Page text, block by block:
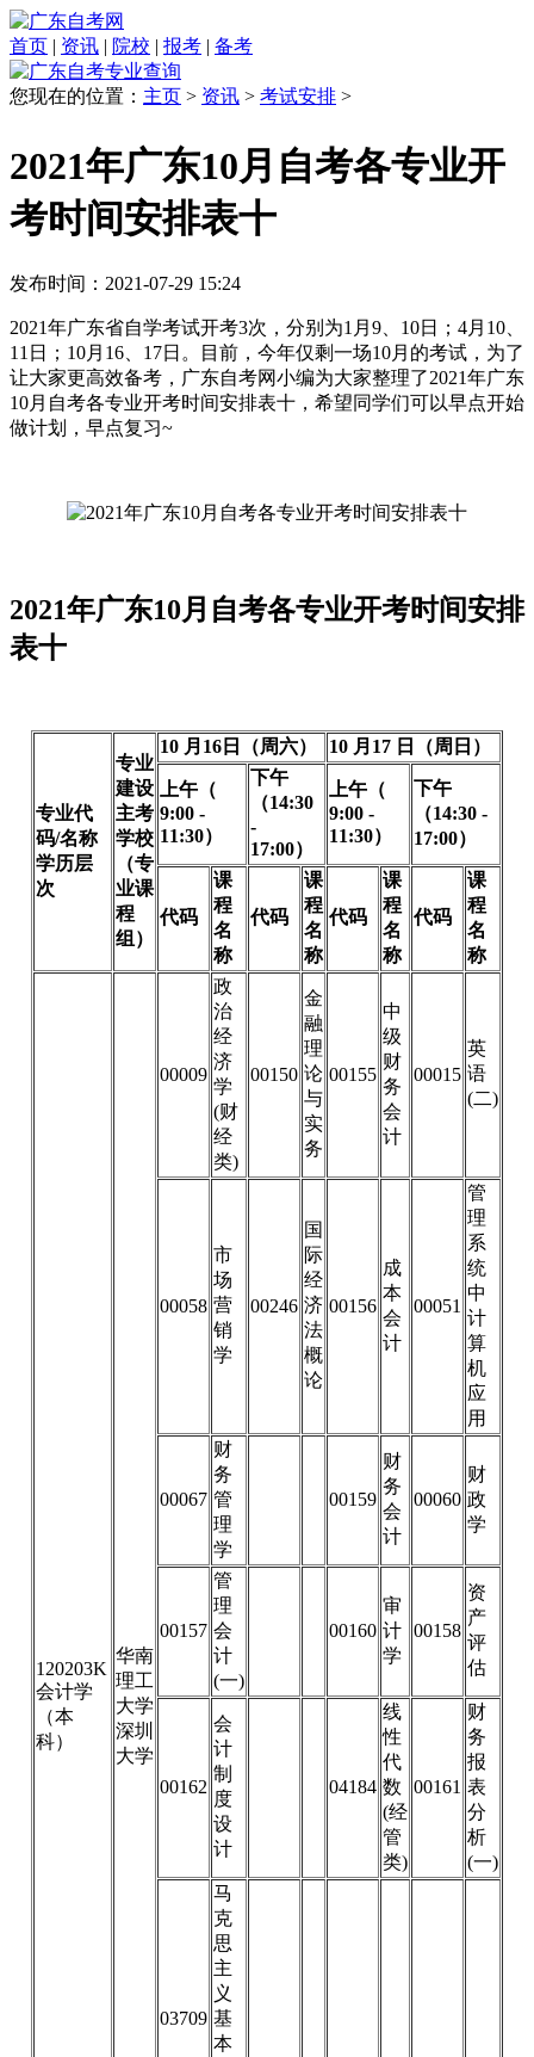
首页 | 资讯 | 院校 | 报考 | 备考
您现在的位置： 主页 > 资讯 > 考试安排 >
2021年广东10月自考各专业开
考时间安排表十
发布时间：2021-07-29 15:24
2021年广东省自学考试开考3次，分别为1月9、10日；4月10、
11日；10月16、17日。目前，今年仅剩一场10月的考试，为了
让大家更高效备考，广东自考网小编为大家整理了2021年广东
10月自考各专业开考时间安排表十，希望同学们可以早点开始
做计划，早点复习~
2021年广东10月自考各专业开考时间安排
表十
专业代
码/名称
学历层
次
专业
建设
主考
学校
（专
业课
程
组）
10 月16日（周六） 10 月17 日（周日）
上午（
9:00 -
11:30）
下午
（14:30
-
17:00）
上午（
9:00 -
11:30）
下午
（14:30 -
17:00）
代码
课
程
名
称
代码
课
程
名
称
代码
课
程
名
称
代码
课
程
名
称
120203K
会计学
（本
科）
华南
理工
大学
深圳
大学
00009
政
治
经
济
学
(财
经
类)
00150
金
融
理
论
与
实
务
00155
中
级
财
务
会
计
00015
英
语
(二)
00058
市
场
营
销
学
00246
国
际
经
济
法
概
论
00156
成
本
会
计
00051
管
理
系
统
中
计
算
机
应
用
00067
财
务
管
理
学
00159
财
务
会
计
00060
财
政
学
00157
管
理
会
计
(一)
00160
审
计
学
00158
资
产
评
估
00162
会
计
制
度
设
计
04184
线
性
代
数
(经
管
类)
00161
财
务
报
表
分
析
(一)
03709
马
克
思
主
义
基
本